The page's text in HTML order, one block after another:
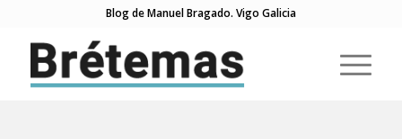
Blog de Manuel Bragado. Vigo Galicia